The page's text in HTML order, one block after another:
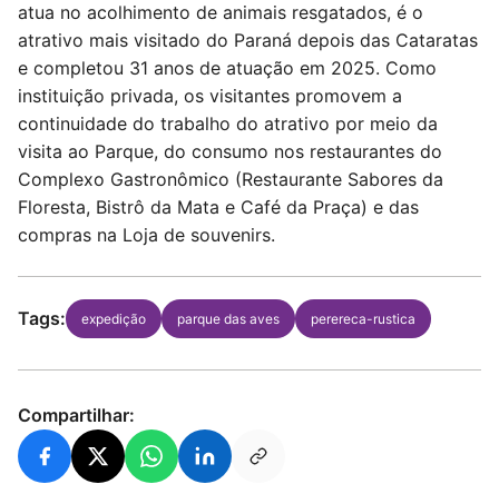
atua no acolhimento de animais resgatados, é o
atrativo mais visitado do Paraná depois das Cataratas
e completou 31 anos de atuação em 2025. Como
instituição privada, os visitantes promovem a
continuidade do trabalho do atrativo por meio da
visita ao Parque, do consumo nos restaurantes do
Complexo Gastronômico (Restaurante Sabores da
Floresta, Bistrô da Mata e Café da Praça) e das
compras na Loja de souvenirs.
Tags: expedição parque das aves perereca-rustica
Compartilhar: